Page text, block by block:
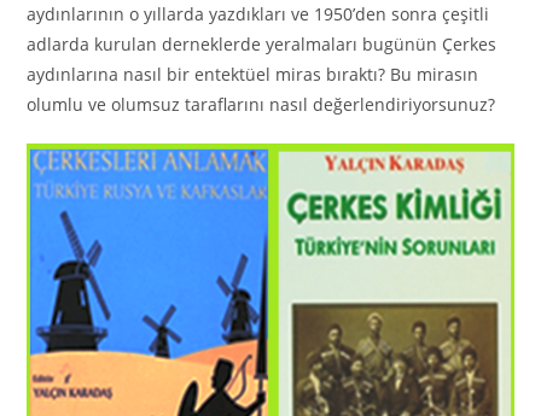
aydınlarının o yıllarda yazdıkları ve 1950’den sonra çeşitli
adlarda kurulan derneklerde yeralmaları bugünün Çerkes
aydınlarına nasıl bir entektüel miras bıraktı? Bu mirasın
olumlu ve olumsuz taraflarını nasıl değerlendiriyorsunuz?